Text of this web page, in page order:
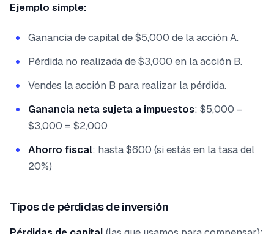
Ejemplo simple:
Ganancia de capital de $5,000 de la acción A.
Pérdida no realizada de $3,000 en la acción B.
Vendes la acción B para realizar la pérdida.
Ganancia neta sujeta a impuestos: $5,000 –
$3,000 = $2,000
Ahorro fiscal: hasta $600 (si estás en la tasa del
20%)
Tipos de pérdidas de inversión